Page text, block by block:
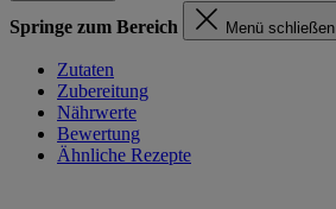
Springe zum Bereich Menü schließen
Zutaten
Zubereitung
Nährwerte
Bewertung
Ähnliche Rezepte